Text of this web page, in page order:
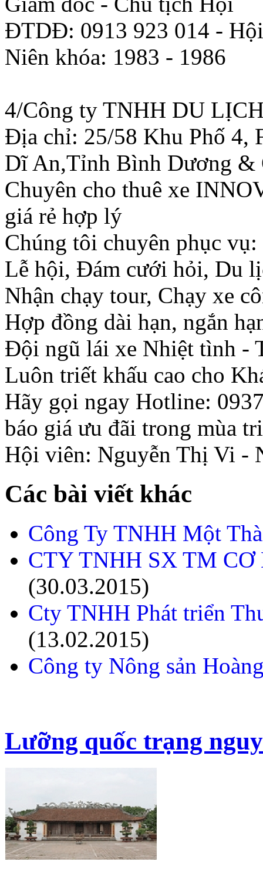
ĐTDĐ: 0913 923 014 -
Niên khóa: 1983 - 1986
4/Công ty TNHH DU
Địa chỉ: 25/58 Khu Phố 4,
Dĩ An,Tỉnh Bình Dương &
Chuyên cho thuê xe
giá rẻ hợp lý
Chúng tôi chuyên phục vụ:
Lễ hội, Đám cưới hỏi, Du
Nhận chạy tour, Chạy xe
Hợp đồng dài hạn, ngắn
Đội ngũ lái xe Nhiệt tình -
Luôn triết khấu cao cho
Hãy gọi ngay Hotline:
báo giá ưu đãi trong mùa
Hội viên: Nguyễn Thị Vi -
Các bài viết khác
Công Ty TNHH Một
CTY TNHH SX TM
(30.03.2015)
Cty TNHH Phát triển
(13.02.2015)
Công ty Nông sản
Lưỡng quốc trạng